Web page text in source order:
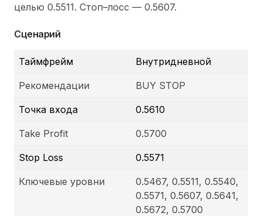
целью 0.5511. Стоп–лосс — 0.5607.
Сценарий
Таймфрейм Внутридневной
Рекомендации BUY STOP
Точка входа 0.5610
Take Profit 0.5700
Stop Loss 0.5571
Ключевые уровни
0.5467, 0.5511, 0.5540,
0.5571, 0.5607, 0.5641,
0.5672, 0.5700